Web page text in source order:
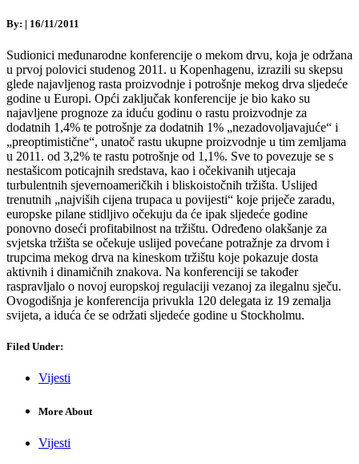
By: | 16/11/2011
Sudionici međunarodne konferencije o mekom drvu, koja je održana
u prvoj polovici studenog 2011. u Kopenhagenu, izrazili su skepsu
glede najavljenog rasta proizvodnje i potrošnje mekog drva sljedeće
godine u Europi. Opći zaključak konferencije je bio kako su
najavljene prognoze za iduću godinu o rastu proizvodnje za
dodatnih 1,4% te potrošnje za dodatnih 1% „nezadovoljavajuće“ i
„preoptimistične“, unatoč rastu ukupne proizvodnje u tim zemljama
u 2011. od 3,2% te rastu potrošnje od 1,1%. Sve to povezuje se s
nestašicom poticajnih sredstava, kao i očekivanih utjecaja
turbulentnih sjevernoameričkih i bliskoistočnih tržišta. Uslijed
trenutnih „najviših cijena trupaca u povijesti“ koje priječe zaradu,
europske pilane stidljivo očekuju da će ipak sljedeće godine
ponovno doseći profitabilnost na tržištu. Određeno olakšanje za
svjetska tržišta se očekuje uslijed povećane potražnje za drvom i
trupcima mekog drva na kineskom tržištu koje pokazuje dosta
aktivnih i dinamičnih znakova. Na konferenciji se također
raspravljalo o novoj europskoj regulaciji vezanoj za ilegalnu sječu.
Ovogodišnja je konferencija privukla 120 delegata iz 19 zemalja
svijeta, a iduća će se održati sljedeće godine u Stockholmu.
Filed Under:
Vijesti
More About
Vijesti